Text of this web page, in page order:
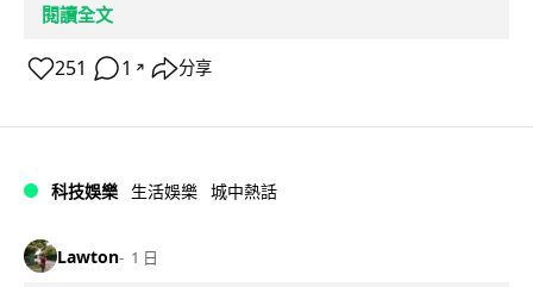
閱讀全文
251 1 ↗ 分享
科技娛樂 生活娛樂 城中熱話
Lawton 1 日